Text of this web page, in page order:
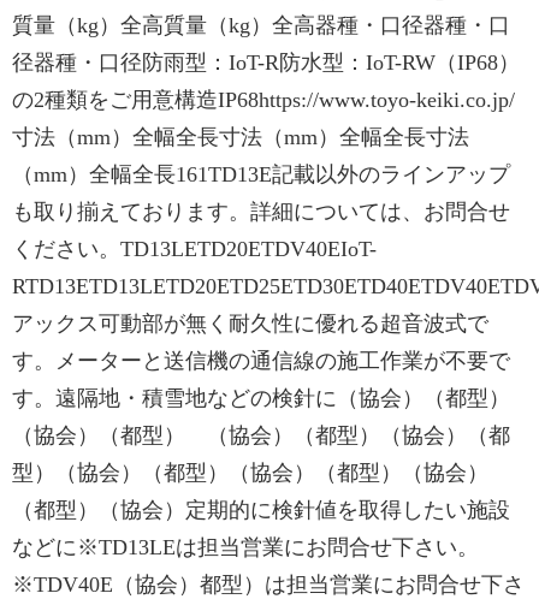
質量（kg）全高質量（kg）全高器種・口径器種・口
径器種・口径防雨型：IoT-R防水型：IoT-RW（IP68）
の2種類をご用意構造IP68https://www.toyo-keiki.co.jp/
寸法（mm）全幅全長寸法（mm）全幅全長寸法
（mm）全幅全長161TD13E記載以外のラインアップ
も取り揃えております。詳細については、お問合せ
ください。TD13LETD20ETDV40EIoT-
アックス可動部が無く耐久性に優れる超音波式で
す。メーターと送信機の通信線の施工作業が不要で
す。遠隔地・積雪地などの検針に（協会）（都型）
（協会）（都型） （協会）（都型）（協会）（都
型）（協会）（都型）（協会）（都型）（協会）
（都型）（協会）定期的に検針値を取得したい施設
などに※TD13LEは担当営業にお問合せ下さい。
※TDV40E（協会）都型）は担当営業にお問合せ下さ